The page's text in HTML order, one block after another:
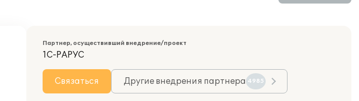
Партнер, осуществивший внедрение/проект
1С-РАРУС
Связаться Другие внедрения партнера 4985